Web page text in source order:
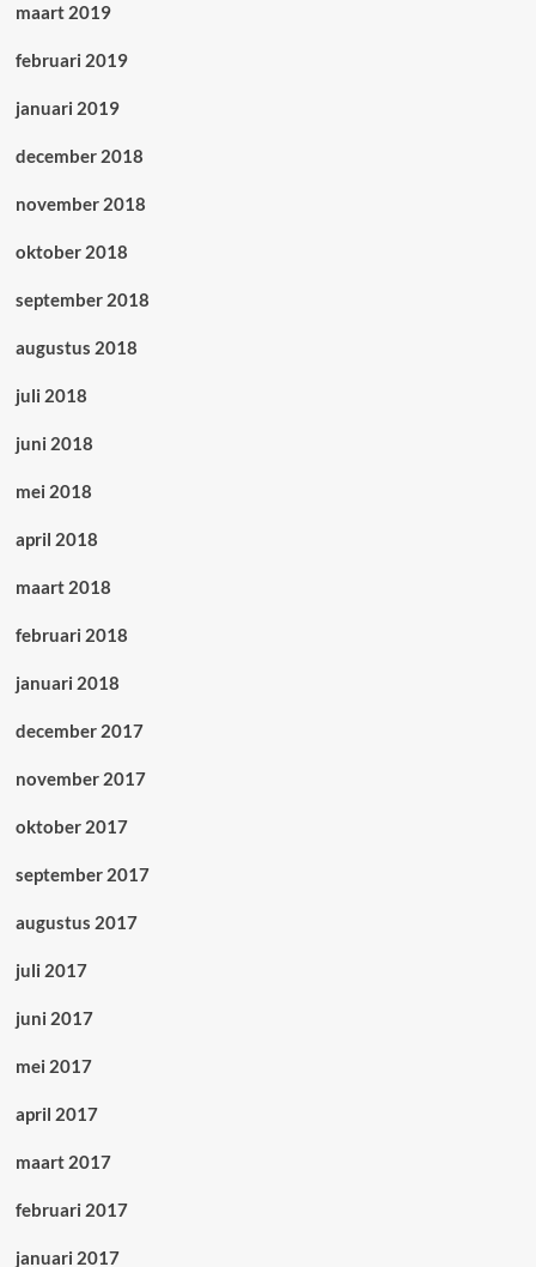
maart 2019
februari 2019
januari 2019
december 2018
november 2018
oktober 2018
september 2018
augustus 2018
juli 2018
juni 2018
mei 2018
april 2018
maart 2018
februari 2018
januari 2018
december 2017
november 2017
oktober 2017
september 2017
augustus 2017
juli 2017
juni 2017
mei 2017
april 2017
maart 2017
februari 2017
januari 2017